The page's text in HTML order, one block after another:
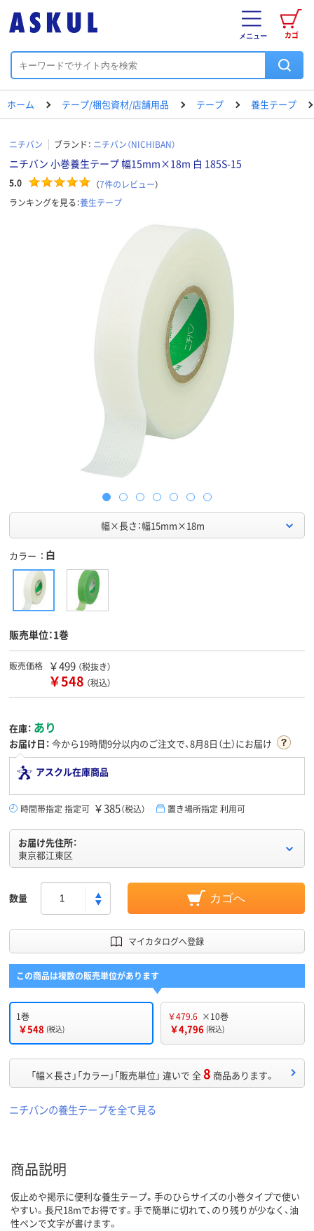
カゴ
メニュー
ホーム テープ/梱包資材/店舗用品 テープ 養生テープ
ニチバン ブランド： ニチバン（NICHIBAN）
ニチバン 小巻養生テープ 幅15mm×18m 白 185S-15
5.0 （7件のレビュー）
ランキングを見る：養生テープ
幅×長さ：幅15mm×18m
カラー 白
販売単位：1巻
販売価格 ￥499 （税抜き）
￥548 （税込）
在庫： あり
お届け日： 今から19時間9分以内のご注文で、8月8日（土）にお届け
アスクル在庫商品
時間帯指定 指定可 ￥385（税込） 置き場所指定 利用可
お届け先住所：
東京都江東区
数量 カゴへ
マイカタログへ登録
この商品は複数の販売単位があります
1巻
￥548 (税込)
￥479.6 ×10巻
￥4,796 (税込)
「幅×長さ」「カラー」「販売単位」 違いで 全8 商品あります。
ニチバンの養生テープを全て見る
商品説明
仮止めや掲示に便利な養生テープ。手のひらサイズの小巻タイプで使い
やすい。長尺18mでお得です。手で簡単に切れて、のり残りが少なく、油
性ペンで文字が書けます。